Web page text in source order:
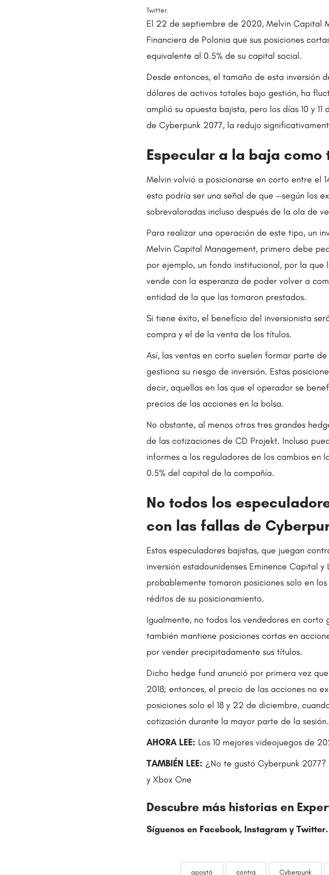
Twitter.
El 22 de septiembre de 2020, Melvin Capital
Financiera de Polonia que sus posiciones
equivalente al 0.5% de su capital social.
Desde entonces, el tamaño de esta inversión
dólares de activos totales bajo gestión, ha
amplió su apuesta bajista, pero los días 10 y
de Cyberpunk 2077, la redujo
Especular a la baja
Melvin volvió a posicionarse en corto entre el
esto podría ser una señal de que —según los
sobrevaloradas incluso después de la ola de
Para realizar una operación de este tipo, un
Melvin Capital Management, primero debe
por ejemplo, un fondo institucional, por la
vende con la esperanza de poder volver a
entidad de la que las tomaron prestados.
Si tiene éxito, el beneficio del inversionista
compra y el de la venta de los títulos.
Así, las ventas en corto suelen formar parte
gestiona su riesgo de inversión. Estas
decir, aquellas en las que el operador se
precios de las acciones en la bolsa.
No obstante, al menos otros tres grandes
de las cotizaciones de CD Projekt. Incluso
informes a los reguladores de los cambios en
0.5% del capital de la compañía.
No todos los
con las fallas de
Estos especuladores bajistas, que juegan
inversión estadounidenses Eminence Capital
probablemente tomaron posiciones solo en
réditos de su posicionamiento.
Igualmente, no todos los vendedores en
también mantiene posiciones cortas en
por vender precipitadamente sus títulos.
Dicho hedge fund anunció por primera vez
2018; entonces, el precio de las acciones no
posiciones solo el 18 y 22 de diciembre,
cotización durante la mayor parte de la
AHORA LEE: Los 10 mejores videojuegos de
TAMBIÉN LEE: ¿No te gustó Cyberpunk
y Xbox One
Descubre más historias en
Síguenos en Facebook, Instagram y Twitter.
apostó contra Cyberpunk